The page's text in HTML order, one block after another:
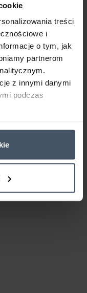
treści
i
o tym, jak
partnerom
z innymi danymi
podczas